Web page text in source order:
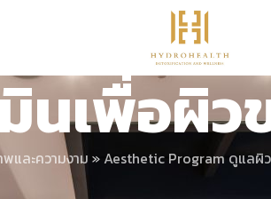
เพื่อผิว
และความงาม »Aesthetic Program ดูแลผิ